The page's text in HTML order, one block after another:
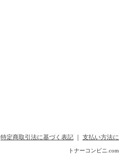
特定商取引法に基づく表記 支払い方法
トナーコンビニ